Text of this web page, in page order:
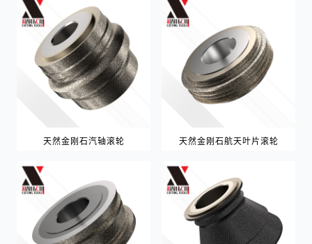
天然金刚石汽轴滚轮 天然金刚石航天叶片滚轮